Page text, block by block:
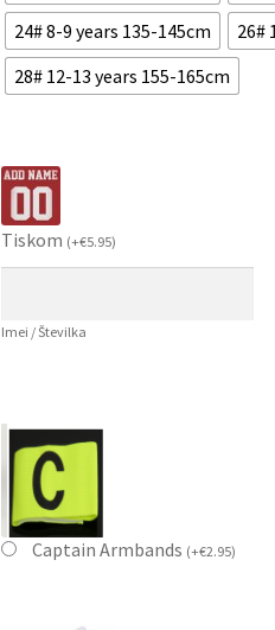
24# 8-9 years 135-145cm
26#
28# 12-13 years 155-165cm
Tiskom (+€5.95)
Imei / Številka
Captain Armbands (+€2.95)